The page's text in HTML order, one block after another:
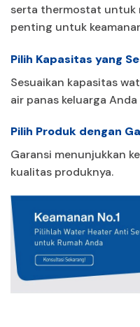
serta thermostat untuk
penting untuk
Pilih Kapasitas yang
Sesuaikan kapasitas
air panas keluarga
Pilih Produk dengan
Garansi menunjukkan
kualitas produknya.